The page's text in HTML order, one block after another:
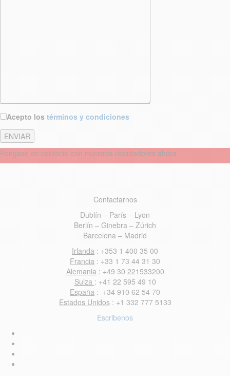
Acepto los términos y condiciones
Póngase en contacto con nuestros reclutadores ahora
Contactarnos
Dublín – París – Lyon
Berlín – Ginebra – Zúrich
Barcelona – Madrid
Irlanda : +353 1 400 35 00
Francia : +33 1 73 44 31 30
Alemania: +49 30 221533200
Suiza : +41 22 595 49 10
España : +34 910 62 54 70
Estados Unidos: +1 332 777 5133
Escribenos